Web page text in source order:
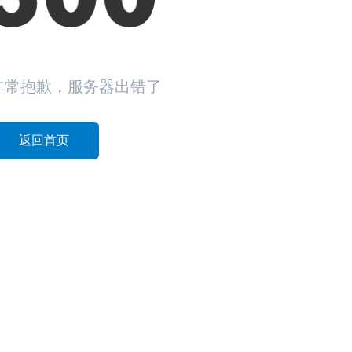
常抱歉，服务器出错了
返回首页